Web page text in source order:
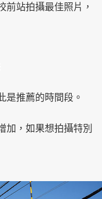
前站拍攝最佳照片，
是推薦的時間段。
加，如果想拍攝特別